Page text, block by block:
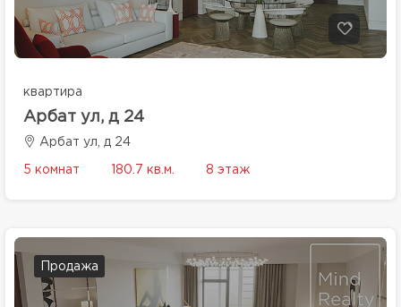
квартира
Арбат ул, д 24
Арбат ул, д 24
5 комнат 180.7 кв.м. 8 этаж
Продажа